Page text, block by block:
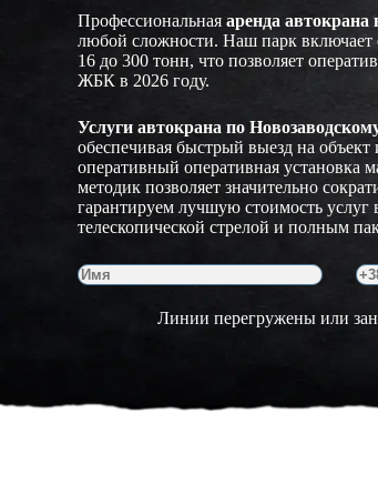
Профессиональная аренда автокрана
любой сложности. Наш парк
16 до 300 тонн, что позволяет
ЖБК в 2026 году.
Услуги автокрана по
обеспечивая быстрый выезд на
оперативный оперативная установка
методик позволяет значительно
гарантируем лучшую стоимость услуг
телескопической стрелой и полным
Линии перегружены или